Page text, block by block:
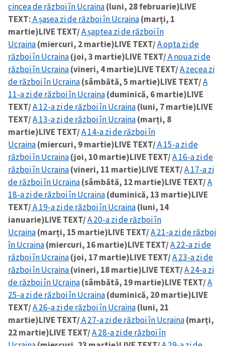
Trimite o informație
Despre ZdG
in English
на русском
cincea de război în Ucraina(luni, 28 februarie)LIVE
TEXT:A șasea zi de război în Ucraina(marți, 1
martie)LIVE TEXT/A șaptea zi de război în
Ucraina(miercuri, 2 martie)LIVE TEXT/A opta zi de
război în Ucraina(joi, 3 martie)LIVE TEXT/A noua zi de
război în Ucraina(vineri, 4 martie)LIVE TEXT/A zecea zi
de război în Ucraina(sâmbătă, 5 martie)LIVE TEXT/A
11-a zi de război în Ucraina(duminică, 6 martie)LIVE
TEXT/A 12-a zi de război în Ucraina(luni, 7 martie)LIVE
TEXT/A 13-a zi de război în Ucraina(marți, 8
martie)LIVE TEXT/A 14-a zi de război în
Ucraina(miercuri, 9 martie)LIVE TEXT/A 15-a zi de
război în Ucraina(joi, 10 martie)LIVE TEXT/A 16-a zi de
război în Ucraina(vineri, 11 martie)LIVE TEXT/A 17-a zi
de război în Ucraina(sâmbătă, 12 martie)LIVE TEXT/A
18-a zi de război în Ucraina(duminică, 13 martie)LIVE
TEXT/A 19-a zi de război în Ucraina(luni, 14
ianuarie)LIVE TEXT/A 20-a zi de război în
Ucraina(marți, 15 martie)LIVE TEXT/A 21-a zi de război
în Ucraina(miercuri, 16 martie)LIVE TEXT/A 22-a zi de
război în Ucraina(joi, 17 martie)LIVE TEXT/A 23-a zi de
război în Ucraina(vineri, 18 martie)LIVE TEXT/A 24-a zi
de război în Ucraina(sâmbătă, 19 martie)LIVE TEXT/A
25-a zi de război în Ucraina(duminică, 20 martie)LIVE
TEXT/A 26-a zi de război în Ucraina(luni, 21
martie)LIVE TEXT/A 27-a zi de război în Ucraina(marți,
22 martie)LIVE TEXT/A 28-a zi de război în